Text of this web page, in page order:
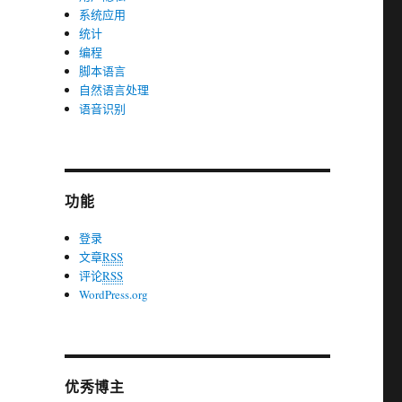
系统应用
统计
编程
脚本语言
自然语言处理
语音识别
功能
登录
文章RSS
评论RSS
WordPress.org
优秀博主